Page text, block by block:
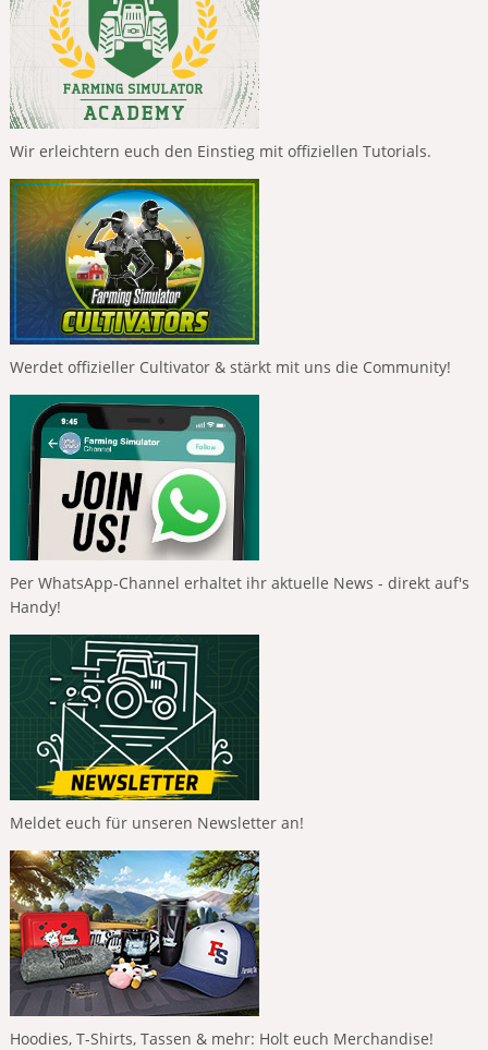
Wir erleichtern euch den Einstieg mit offiziellen Tutorials.
Werdet offizieller Cultivator & stärkt mit uns die Community!
Per WhatsApp-Channel erhaltet ihr aktuelle News - direkt auf's
Handy!
Meldet euch für unseren Newsletter an!
Hoodies, T-Shirts, Tassen & mehr: Holt euch Merchandise!